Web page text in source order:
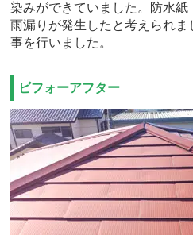
染みができていました。防水紙
雨漏りが発生したと考えられ
事を行いました。
ビフォーアフター